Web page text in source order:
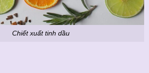
Chiết xuất tinh dầu